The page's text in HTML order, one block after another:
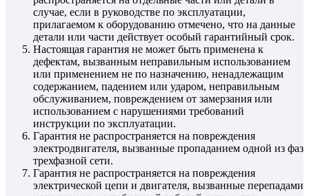
случае, если в руководстве по эксплуатации,
прилагаемом к оборудованию отмечено, что на данные
детали или части действует особый гарантийный срок.
Настоящая гарантия не может быть применена к
дефектам, вызванным неправильным использованием
или применением не по назначению, ненадлежащим
содержанием, падением или ударом, неправильным
обслуживанием, повреждением от замерзания или
использованием с нарушениями требований
инструкции по эксплуатации.
Гарантия не распространяется на повреждения
электродвигателя, вызванные пропаданием одной из фаз
трехфазной сети.
Гарантия не распространяется на повреждения
электрической цепи и двигателя, вызванные перепадами